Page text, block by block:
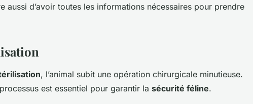
aussi d’avoir toutes les informations nécessaires pour prendre
, l’animal subit une opération chirurgicale minutieuse.
est essentiel pour garantir la sécurité féline.